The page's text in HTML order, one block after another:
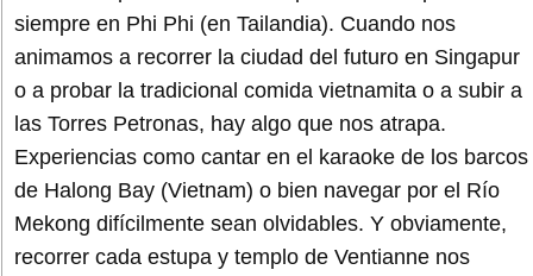
siempre en Phi Phi (en Tailandia). Cuando nos
animamos a recorrer la ciudad del futuro en Singapur
o a probar la tradicional comida vietnamita o a subir a
las Torres Petronas, hay algo que nos atrapa.
Experiencias como cantar en el karaoke de los barcos
de Halong Bay (Vietnam) o bien navegar por el Río
Mekong difícilmente sean olvidables. Y obviamente,
recorrer cada estupa y templo de Ventianne nos